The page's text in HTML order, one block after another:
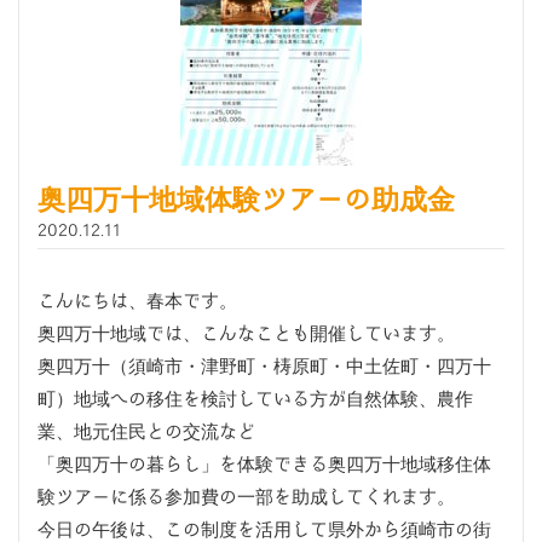
奥四万十地域体験ツアーの助成金
2020.12.11
こんにちは、春本です。
奥四万十地域では、こんなことも開催しています。
奥四万十（須崎市・津野町・梼原町・中土佐町・四万十
町）地域への移住を検討している方が自然体験、農作
業、地元住民との交流など
「奥四万十の暮らし」を体験できる奥四万十地域移住体
験ツアーに係る参加費の一部を助成してくれます。
今日の午後は、この制度を活用して県外から須崎市の街